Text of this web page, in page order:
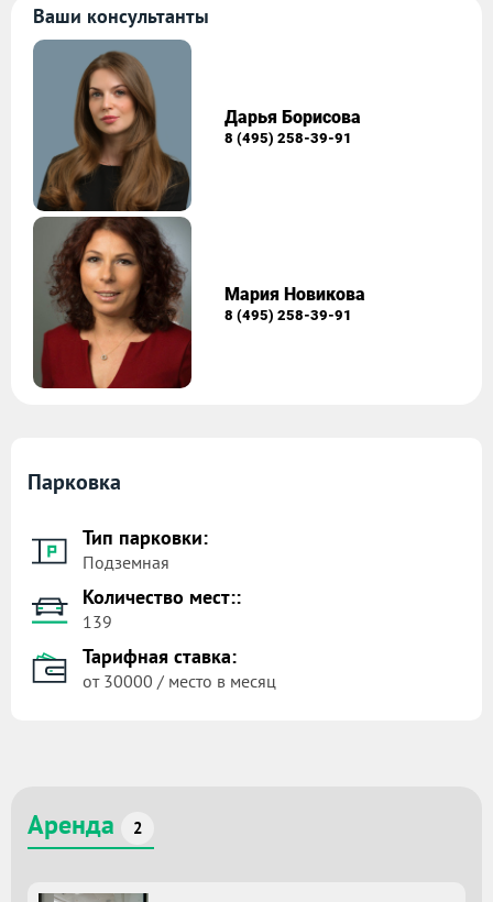
Ваши консультанты
Дарья Борисова
8 (495) 258-39-91
Мария Новикова
8 (495) 258-39-91
Парковка
Тип парковки:
Подземная
Количество мест::
139
Тарифная ставка:
от 30000 / место в месяц
Аренда 2